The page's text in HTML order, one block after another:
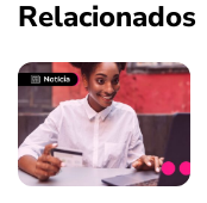
Relacionados